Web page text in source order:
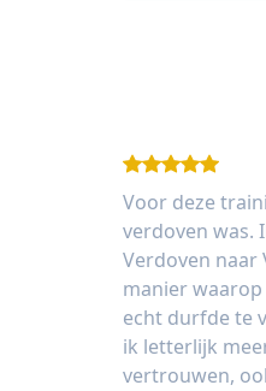
Voor deze
verdoven was.
Verdoven naar
manier
echt durfde te
ik letterlijk
vertrouwen,